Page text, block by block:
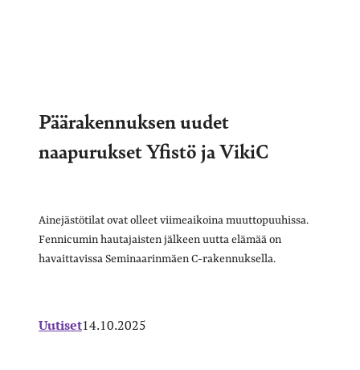
Päärakennuksen uudet
naapurukset Yfistö ja VikiC
Ainejästötilat ovat olleet viimeaikoina muuttopuuhissa.
Fennicumin hautajaisten jälkeen uutta elämää on
havaittavissa Seminaarinmäen C-rakennuksella.
Uutiset14.10.2025